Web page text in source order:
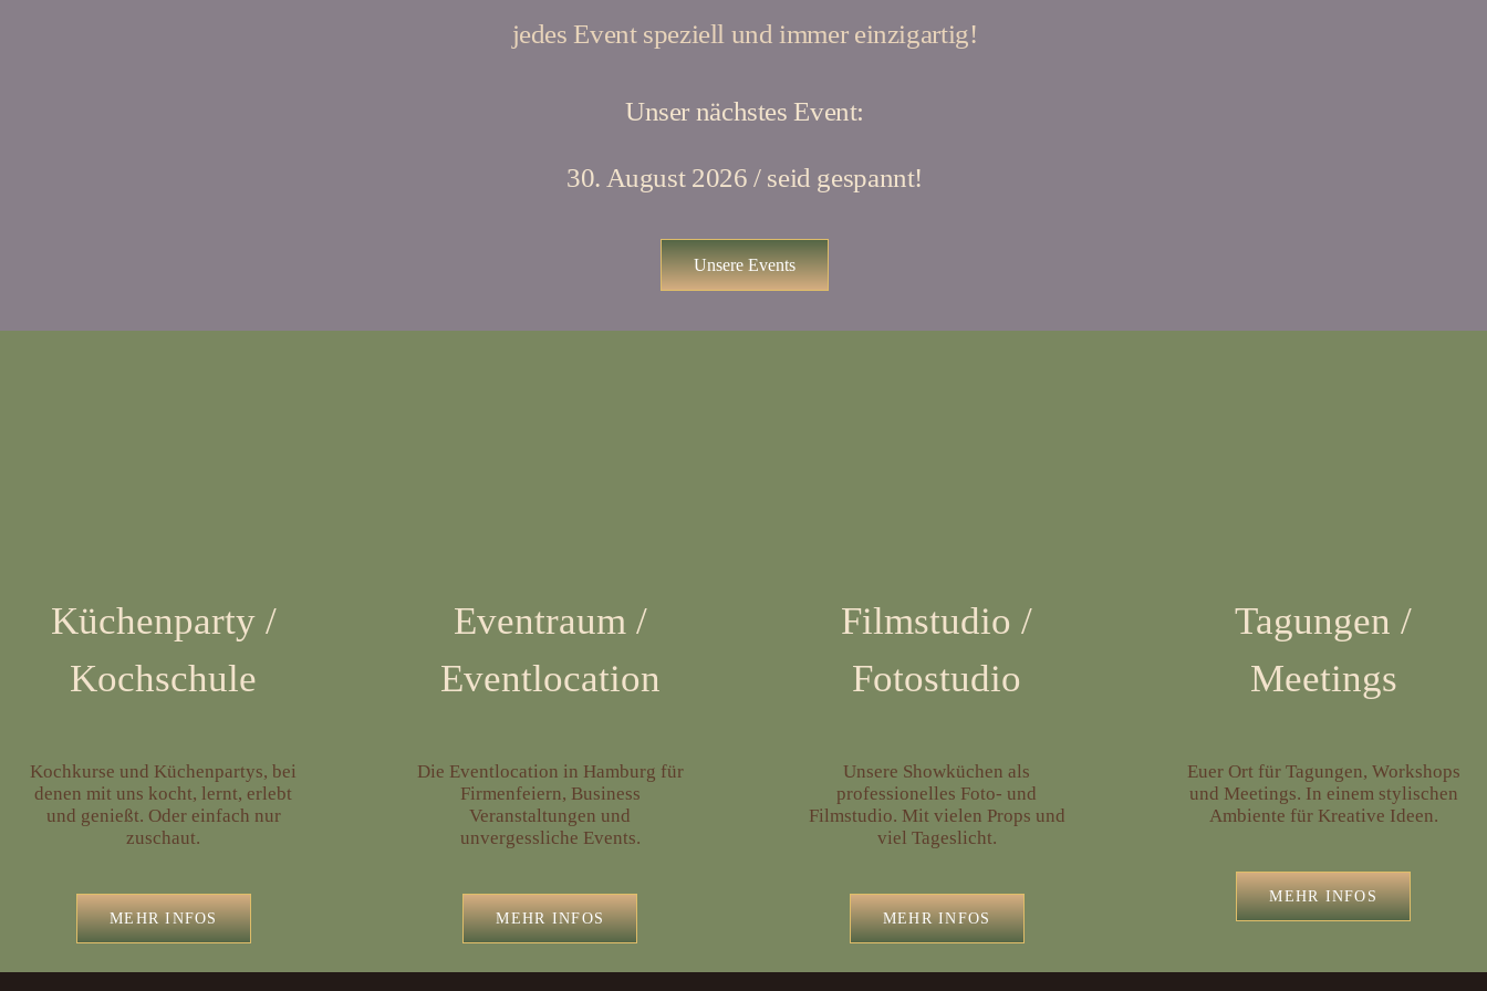
jedes Event speziell und immer einzigartig!
Unser nächstes Event:
30. August 2026 / seid gespannt!
Unsere Events
Küchenparty/
Kochschule
Kochkurse und Küchenpartys, bei
denen mit uns kocht, lernt, erlebt
und genießt. Oder einfach nur
zuschaut.
MEHR INFOS
Eventraum /
Eventlocation
Die Eventlocation in Hamburg für
Firmenfeiern, Business
Veranstaltungen und
unvergessliche Events.
MEHR INFOS
Filmstudio /
Fotostudio
Unsere Showküchen als
professionelles Foto- und
Filmstudio. Mit vielen Props und
viel Tageslicht.
MEHR INFOS
Tagungen /
Meetings
Euer Ort für Tagungen, Workshops
und Meetings. In einem stylischen
Ambiente für Kreative Ideen.
MEHR INFOS